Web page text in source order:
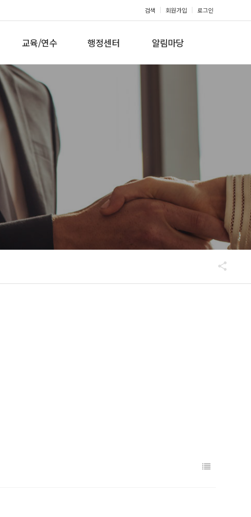
검색 회원가입 로그인
교육/연수
장기 지도자과정
체스 지도자과정
바둑 지도자과정
세미나/워크샵
교육/연수 일정
행정센터 알림마당